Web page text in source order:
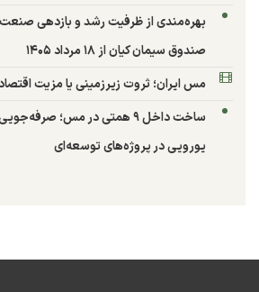
بهره‌مندی از ظرفیت رشد و بازدهی
صندوق سیمان کیان از ۱۸ مرداد ۱۴۰۵
مس ایران؛ ثروت زیرزمینی یا مزیت
یورویی در پروژه‌های توسعه‌ای